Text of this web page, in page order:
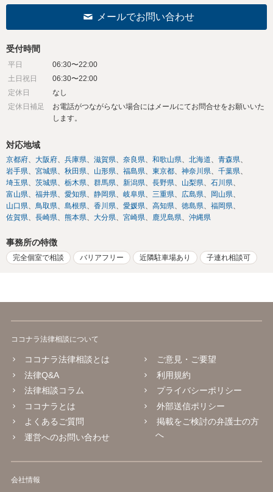
メールでお問い合わせ
受付時間
平日
06:30〜22:00
土日祝日
06:30〜22:00
定休日
なし
定休日補足
お電話がつながらない場合にはメールにてお問合せをお願いいた
します。
対応地域
京都府 大阪府 兵庫県 滋賀県 奈良県 和歌山県 北海道
青森県
岩手県
宮城県 秋田県 山形県 福島県 東京都 神奈川県
千葉県
埼玉県
茨城県 栃木県 群馬県 新潟県 長野県 山梨県
石川県
富山県
福井県 愛知県 静岡県 岐阜県 三重県 広島県
岡山県
山口県
鳥取県 島根県 香川県 愛媛県 高知県 徳島県
福岡県
佐賀県
長崎県 熊本県 大分県 宮崎県 鹿児島県 沖縄県
事務所の特徴
完全個室で相談 バリアフリー 近隣駐車場あり 子連れ相談可
ココナラ法律相談について
ココナラ法律相談とは
法律Q&A
法律相談コラム
ココナラとは
よくあるご質問
運営へのお問い合わせ
ご意見・ご要望
利用規約
プライバシーポリシー
外部送信ポリシー
掲載をご検討の弁護士の方
へ
会社情報